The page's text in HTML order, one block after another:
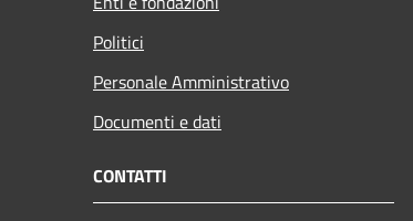
Politici
Personale Amministrativo
Documenti e dati
CONTATTI